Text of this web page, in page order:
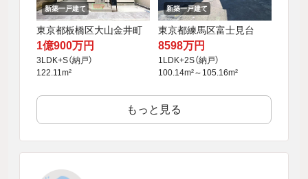
新築一戸建て
東京都板橋区大山金井町
1億900万円
3LDK+S（納戸）
122.11m²
新築一戸建て
東京都練馬区富士見台
8598万円
1LDK+2S（納戸）
100.14m²～105.16m²
もっと見る